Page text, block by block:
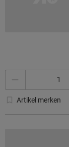
Artikel merken